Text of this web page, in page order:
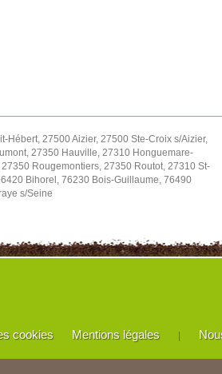
27500 Aizier, 27500 Ste-Croix s/Aizier,
27350 Hauville, 27310 Honguemare-
Rougemontiers, 27350 Routot, 27310 St-
Bihorel, 76230 Bois-Guillaume, 76490
s/Seine
cookies Mentions légales